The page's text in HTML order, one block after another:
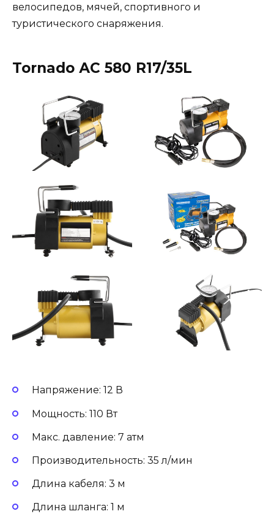
велосипедов, мячей, спортивного и
туристического снаряжения.
Tornado АС 580 R17/35L
Напряжение: 12 В
Мощность: 110 Вт
Макс. давление: 7 атм
Производительность: 35 л/мин
Длина кабеля: 3 м
Длина шланга: 1 м